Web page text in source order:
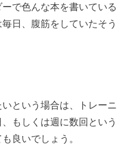
で色んな本を書いている
日、腹筋をしていたそう
という場合は、トレーニ
もしくは週に数回という
良いでしょう。